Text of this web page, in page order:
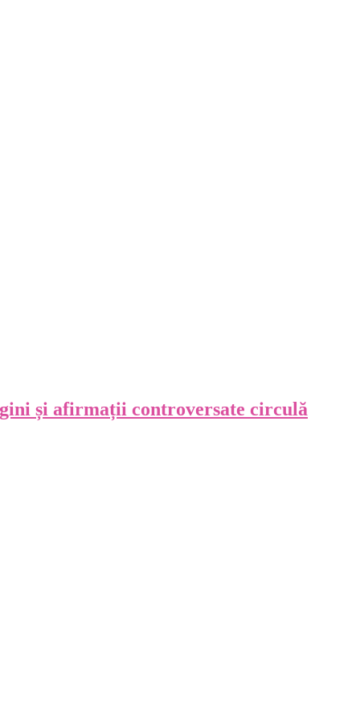
și afirmații controversate circulă